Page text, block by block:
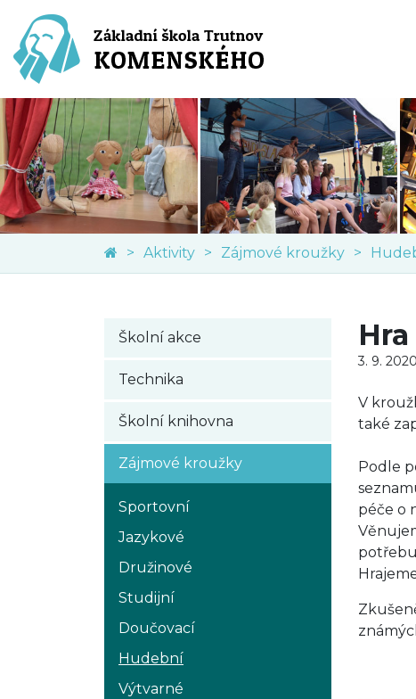
Aktivity Zájmové kroužky
Školní akce
Technika
Školní knihovna
Zájmové kroužky
Sportovní
Jazykové
Družinové
Studijní
Doučovací
Hudební
Výtvarné
3. 9. 2020
V
také
Podle
péče o